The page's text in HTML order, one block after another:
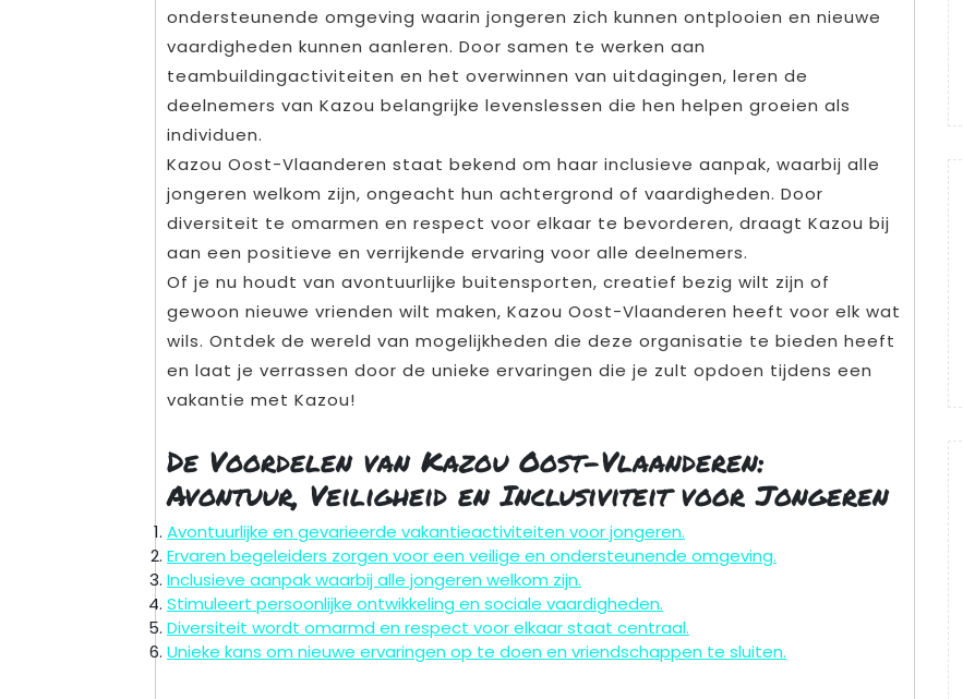
ondersteunende omgeving waarin jongeren zich kunnen ontplooien en nieuwe
vaardigheden kunnen aanleren. Door samen te werken aan
teambuildingactiviteiten en het overwinnen van uitdagingen, leren de
deelnemers van Kazou belangrijke levenslessen die hen helpen groeien als
individuen.
Kazou Oost-Vlaanderen staat bekend om haar inclusieve aanpak, waarbij alle
jongeren welkom zijn, ongeacht hun achtergrond of vaardigheden. Door
diversiteit te omarmen en respect voor elkaar te bevorderen, draagt Kazou bij
aan een positieve en verrijkende ervaring voor alle deelnemers.
Of je nu houdt van avontuurlijke buitensporten, creatief bezig wilt zijn of
gewoon nieuwe vrienden wilt maken, Kazou Oost-Vlaanderen heeft voor elk wat
wils. Ontdek de wereld van mogelijkheden die deze organisatie te bieden heeft
en laat je verrassen door de unieke ervaringen die je zult opdoen tijdens een
vakantie met Kazou!
De Voordelen van Kazou Oost-Vlaanderen:
Avontuur, Veiligheid en Inclusiviteit voor Jongeren
Avontuurlijke en gevarieerde vakantieactiviteiten voor jongeren.
Ervaren begeleiders zorgen voor een veilige en ondersteunende omgeving.
Inclusieve aanpak waarbij alle jongeren welkom zijn.
Stimuleert persoonlijke ontwikkeling en sociale vaardigheden.
Diversiteit wordt omarmd en respect voor elkaar staat centraal.
Unieke kans om nieuwe ervaringen op te doen en vriendschappen te sluiten.